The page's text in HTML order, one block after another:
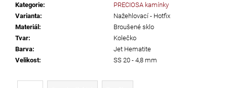
Kategorie:
PRECIOSA kamínky
Varianta:
Nažehlovací - Hotfix
Materiál:
Broušené sklo
Tvar:
Kolečko
Barva:
Jet Hematite
Velikost: SS 20 - 4,8 mm
TŘÁSNĚ
NEELASTICKÉ
BARBADOS
DÉLKA